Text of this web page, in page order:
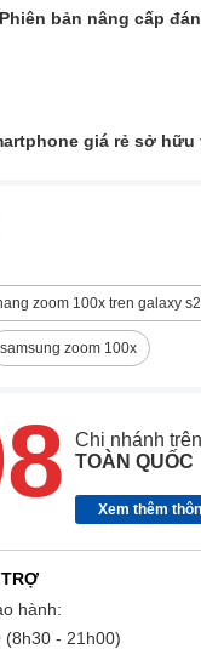
bản nâng cấp
giá rẻ sở hữu
zoom 100x tren galaxy
samsung zoom 100x
Chi nhánh trên
TOÀN QUỐC
Xem thêm
hành:
(8h30 - 21h00)